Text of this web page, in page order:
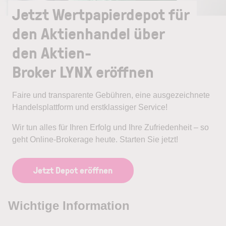
Jetzt Wertpapierdepot für
den Aktienhandel über
den Aktien-
Broker LYNX eröffnen
Faire und transparente Gebühren, eine ausgezeichnete
Handelsplattform und erstklassiger Service!
Wir tun alles für Ihren Erfolg und Ihre Zufriedenheit – so
geht Online-Brokerage heute. Starten Sie jetzt!
Jetzt Depot eröffnen